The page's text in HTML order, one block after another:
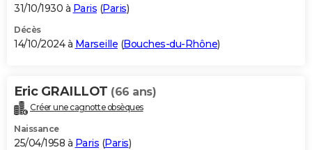
31/10/1930 à Paris (Paris)
Décès
14/10/2024 à Marseille (Bouches-du-Rhône)
Eric GRAILLOT (66 ans)
Créer une cagnotte obsèques
Naissance
25/04/1958 à Paris (Paris)